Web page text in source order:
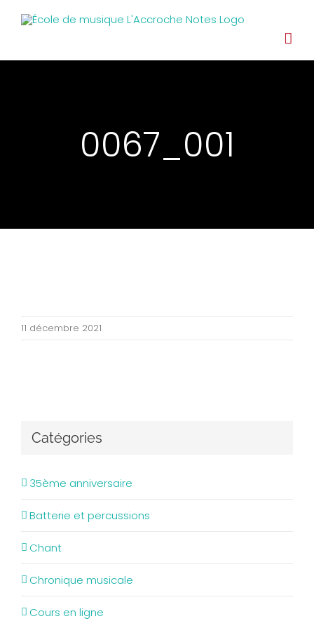
0067_001
11 décembre 2021
Catégories
35ème anniversaire
Batterie et percussions
Chant
Chronique musicale
Cours en ligne